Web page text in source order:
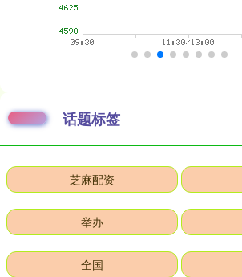
话题标签
芝麻配资
举办
全国